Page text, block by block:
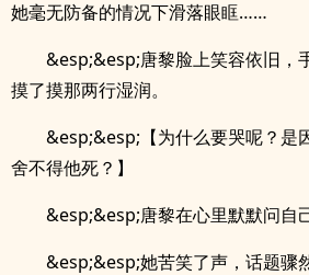
她毫无防备的情况下滑落眼眶……
&esp;&esp;唐黎脸上笑容依旧，
摸了摸那两行湿润。
&esp;&esp;【为什么要哭呢？是
舍不得他死？】
&esp;&esp;唐黎在心里默默问自
&esp;&esp;她苦笑了声，话题骤